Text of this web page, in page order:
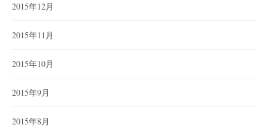
2015年12月
2015年11月
2015年10月
2015年9月
2015年8月